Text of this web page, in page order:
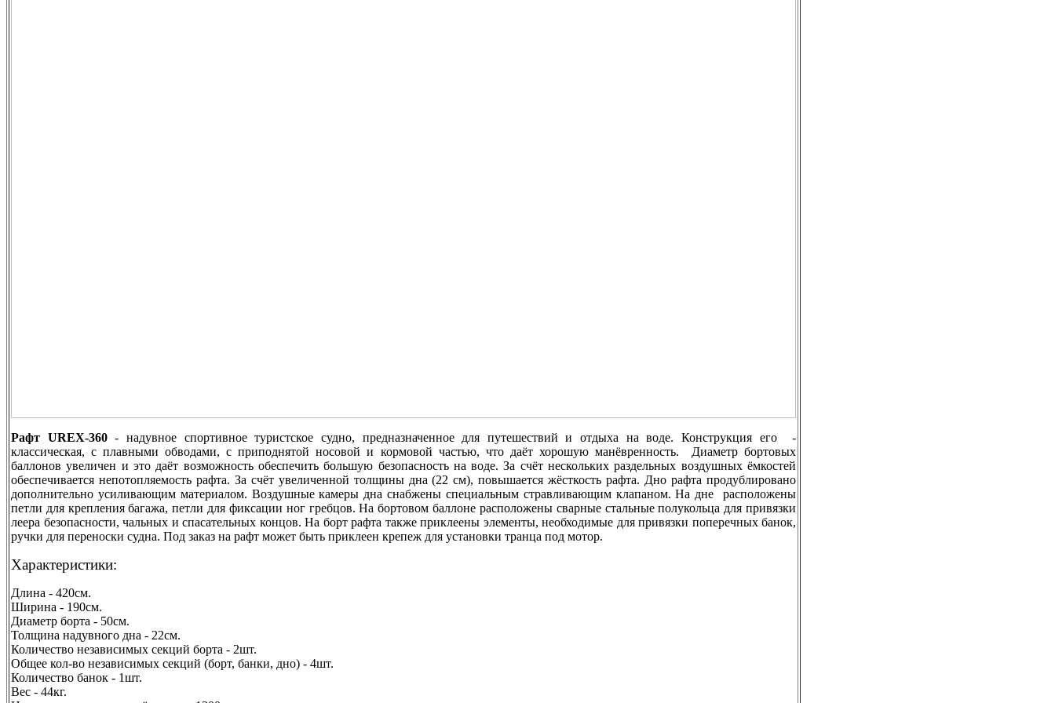
Рафт UREX-360 - надувное спортивное туристское судно, предназначенное для путешествий и отдыха на воде.Конструкция его -
классическая, с плавными обводами, с приподнятой носовой и кормовой частью, что даёт хорошую манёвренность. Диаметр бортовых
баллонов увеличен и это даёт возможность обеспечить большую безопасность на воде. За счёт нескольких раздельных воздушных ёмкостей
обеспечивается непотопляемость рафта. За счёт увеличенной толщины дна (22 см), повышается жёсткость рафта. Дно рафта продублировано
дополнительно усиливающим материалом. Воздушные камеры дна снабжены специальным стравливающим клапаном. На дне расположены
петли для крепления багажа, петли для фиксации ног гребцов.На бортовом баллоне расположены сварные стальные полукольца для привязки
леера безопасности, чальных и спасательных концов. На борт рафта также приклеены элементы, необходимые для привязки поперечных банок,
ручки для переноски судна. Под заказ на рафт может быть приклеен крепеж для установки транца под мотор.
Характеристики:
Длина - 420см.
Ширина - 190см.
Диаметр борта - 50см.
Толщина надувного дна - 22см.
Количество независимых секций борта - 2шт.
Общее кол-во независимых секций (борт, банки, дно) - 4шт.
Количество банок - 1шт.
Вес - 44кг.